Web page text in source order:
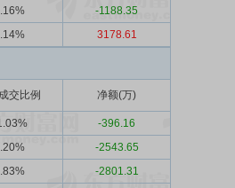
-1188.35
3178.61
交比例 净额(万)
-396.16
-2543.65
-2801.31